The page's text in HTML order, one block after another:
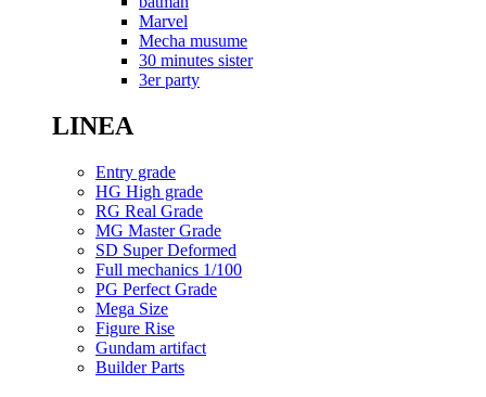
Marvel
Mecha musume
30 minutes sister
3er party
LINEA
Entry grade
HG High grade
RG Real Grade
MG Master Grade
SD Super Deformed
Full mechanics 1/100
PG Perfect Grade
Mega Size
Figure Rise
Gundam artifact
Builder Parts